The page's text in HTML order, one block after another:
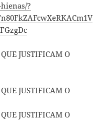
?
JUSTIFICAM O
JUSTIFICAM O
JUSTIFICAM O